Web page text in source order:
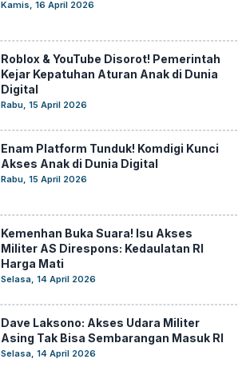
Kamis, 16 April 2026
Roblox & YouTube Disorot! Pemerintah
Kejar Kepatuhan Aturan Anak di Dunia
Digital
Rabu, 15 April 2026
Enam Platform Tunduk! Komdigi Kunci
Akses Anak di Dunia Digital
Rabu, 15 April 2026
Kemenhan Buka Suara! Isu Akses
Militer AS Direspons: Kedaulatan RI
Harga Mati
Selasa, 14 April 2026
Dave Laksono: Akses Udara Militer
Asing Tak Bisa Sembarangan Masuk RI
Selasa, 14 April 2026